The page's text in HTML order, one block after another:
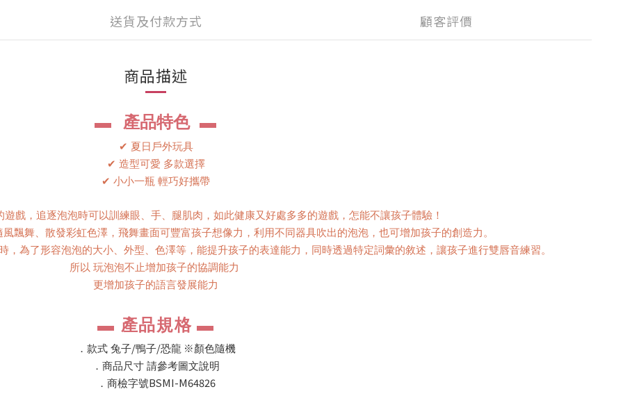
送貨及付款方式 顧客評價
商品描述
▬ 產品特色 ▬
✔ 夏日戶外玩具
✔ 造型可愛 多款選擇
✔ 小小一瓶 輕巧好攜帶
戲，追逐泡泡時可以訓練眼、手、腿肌肉，如此健康又好處多多的遊戲，怎能不讓孩子體驗！
飄舞、散發彩虹色澤，飛舞畫面可豐富孩子想像力，利用不同器具吹出的泡泡，也可增加孩子的創造力。
，為了形容泡泡的大小、外型、色澤等，能提升孩子的表達能力，同時透過特定詞彙的敘述，讓孩子進行雙唇音練習。
所以 玩泡泡不止增加孩子的協調能力
更增加孩子的語言發展能力
▬ 產品規格 ▬
．款式 兔子/鴨子/恐龍 ※顏色隨機
．商品尺寸 請參考圖文說明
．商檢字號BSMI-M64826